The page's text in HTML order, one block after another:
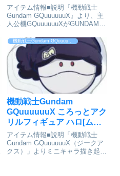
GQuuuuuuX』[BANDAI
SPIRITS]が予約受付開始
アイテム情報■説明『機動戦士
Gundam GQuuuuuuX』より、主
人公機GQuuuuuuXがGUNDAM
UNIVERSEより、『機動戦士
Gundam GQuuuuuuX』で活躍し
たGQuuuuuu...
機動戦士Gundam
GQuuuuuuX ころっとアク
リルフィギュア ハロ[ムー
ビック]が予約受付中
アイテム情報■説明「機動戦士
Gundam GQuuuuuuX（ジークア
クス）」よりミニキャラ描き起こ